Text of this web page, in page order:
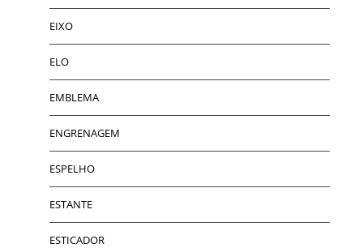
EIXO
ELO
EMBLEMA
ENGRENAGEM
ESPELHO
ESTANTE
ESTICADOR